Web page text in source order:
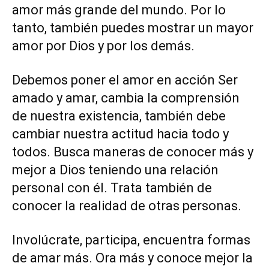
amor más grande del mundo. Por lo
tanto, también puedes mostrar un mayor
amor por Dios y por los demás.
Debemos poner el amor en acción Ser
amado y amar, cambia la comprensión
de nuestra existencia, también debe
cambiar nuestra actitud hacia todo y
todos. Busca maneras de conocer más y
mejor a Dios teniendo una relación
personal con él. Trata también de
conocer la realidad de otras personas.
Involúcrate, participa, encuentra formas
de amar más. Ora más y conoce mejor la